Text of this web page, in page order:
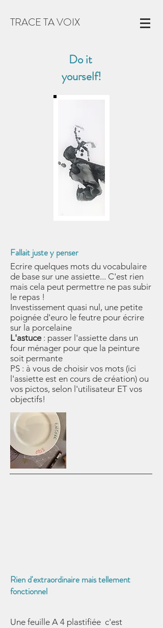
TRACE TA VOIX
Do it
yourself!
Fallait juste y penser
Ecrire quelques mots du vocabulaire
de base sur une assiette... C'est rien
mais cela peut permettre ne pas subir
le repas !
Investissement quasi nul, une petite
poignée d'euro le feutre pour écrire
sur la porcelaine
L'astuce: passer l'assiette dans un
four ménager pour que la peinture
soit permante
PS : à vous de choisir vos mots (ici
l'assiette est en cours de création) ou
vos pictos, selon l'utilisateur ET vos
objectifs!
Rien d'extraordinaire mais tellement
fonctionnel
Une feuille A 4 plastifiée c'est